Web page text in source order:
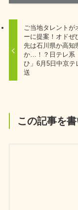
ご当地タレントが
ーに提案！オドぜ
先は石川県か高知
か…！？日テレ系
ひ」6月5日中京テ
送
この記事を